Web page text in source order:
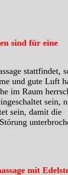
sind für eine
stattfindet,
und gute Luft
im Raum
sein,
sein, damit die
mit